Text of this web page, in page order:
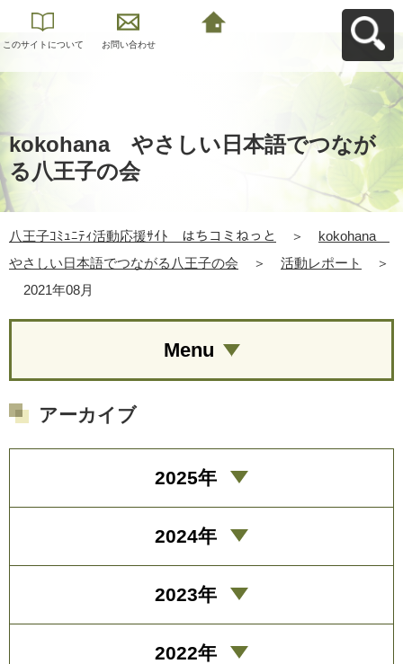
このサイトについて お問い合わせ
kokohana やさしい日本語でつなが
る八王子の会
八王子ｺﾐｭﾆﾃｨ活動応援ｻｲﾄ はちコミねっと ＞
kokohana
やさしい日本語でつながる八王子の会
＞ 活動レポート
＞
2021年08月
Menu
アーカイブ
2025年
2024年
2023年
2022年